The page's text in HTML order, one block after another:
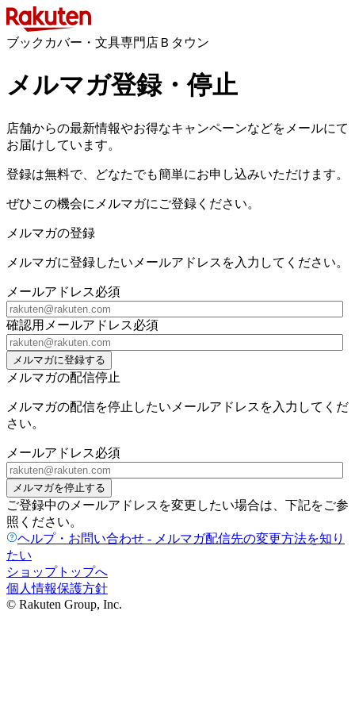
ブックカバー・文具専門店Ｂタウン
メルマガ登録・停止
店舗からの最新情報やお得なキャンペーンなどをメールにて
お届けしています。
登録は無料で、どなたでも簡単にお申し込みいただけます。
ぜひこの機会にメルマガにご登録ください。
メルマガの登録
メルマガに登録したいメールアドレスを入力してください。
メールアドレス必須
確認用メールアドレス必須
メルマガに登録する
メルマガの配信停止
メルマガの配信を停止したいメールアドレスを入力してくだ
さい。
メールアドレス必須
メルマガを停止する
ご登録中のメールアドレスを変更したい場合は、下記をご参
照ください。
ヘルプ・お問い合わせ - メルマガ配信先の変更方法を知り
たい
ショップトップへ
個人情報保護方針
© Rakuten Group, Inc.